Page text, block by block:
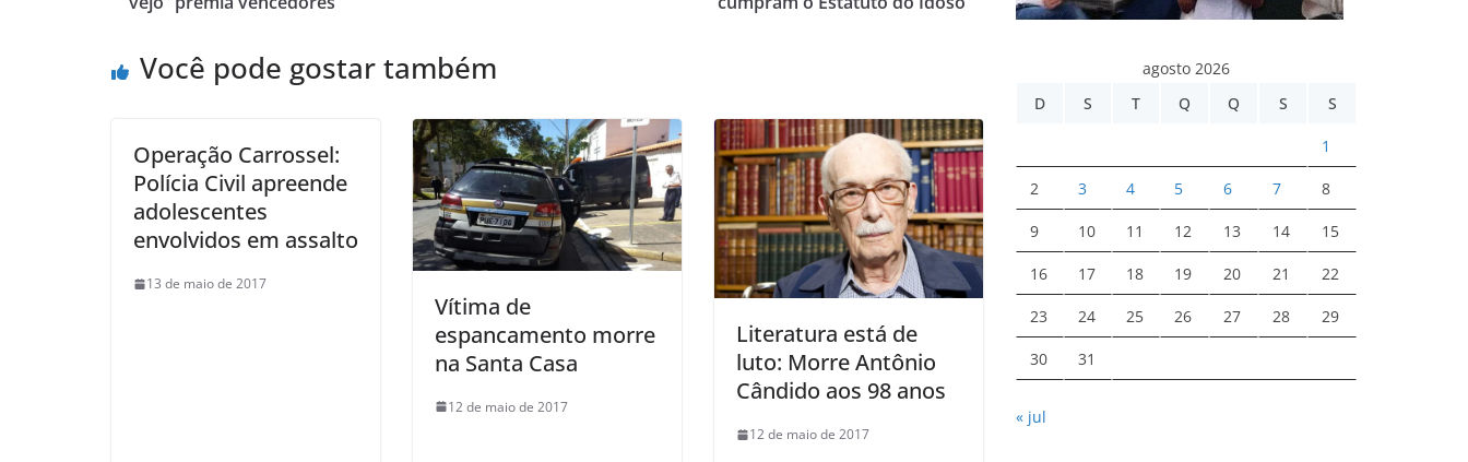
Você pode gostar também
Operação Carrossel:
Polícia Civil apreende
adolescentes
envolvidos em assalto
13 de maio de 2017
Vítima de
espancamento morre
na Santa Casa
12 de maio de 2017
Literatura está de
luto: Morre Antônio
Cândido aos 98 anos
12 de maio de 2017
agosto 2026
D
S T Q Q S S
1
2 3 4 5 6 7 8
9 10 11 12 13 14 15
16 17 18 19 20 21 22
23 24 25 26 27 28 29
30 31
« jul